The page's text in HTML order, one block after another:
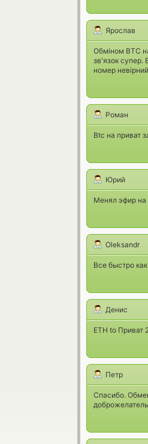
Ярослав
Обміном ВТС
зв'язок супер.
номер
Роман
Btc на приват
Юрий
Менял эфир
Oleksandr
Все быстро
Денис
ETH to Приват
Петр
Спасибо.